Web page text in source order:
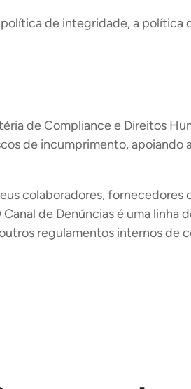
de integridade, a
de Compliance e Direitos
de incumprimento, apoiando
colaboradores,
de Denúncias é uma
regulamentos internos de